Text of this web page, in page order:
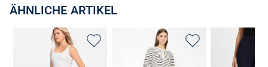
ÄHNLICHE ARTIKEL